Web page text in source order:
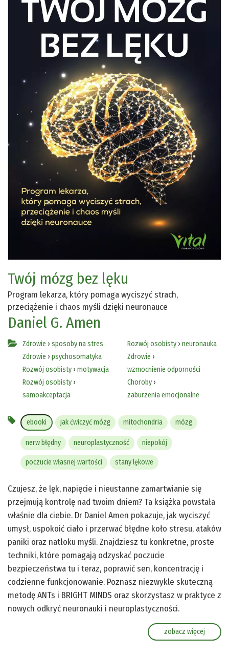
Twój mózg bez lęku
Program lekarza, który pomaga wyciszyć strach,
przeciążenie i chaos myśli dzięki neuronauce
Daniel G. Amen
Zdrowie › sposoby na stres
Zdrowie › psychosomatyka
Rozwój osobisty › motywacja
Rozwój osobisty ›
samoakceptacja
Rozwój osobisty› neuronauka
Zdrowie ›
wzmocnienie odporności
Choroby›
zaburzenia emocjonalne
ebooki jak ćwiczyć mózg mitochondria mózg
nerw błędny neuroplastyczność niepokój
poczucie własnej wartości stany lękowe
Czujesz, że lęk, napięcie i nieustanne zamartwianie się
przejmują kontrolę nad twoim dniem? Ta książka powstała
właśnie dla ciebie. Dr Daniel Amen pokazuje, jak wyciszyć
umysł, uspokoić ciało i przerwać błędne koło stresu, ataków
paniki oraz natłoku myśli. Znajdziesz tu konkretne, proste
techniki, które pomagają odzyskać poczucie
bezpieczeństwa tu i teraz, poprawić sen, koncentrację i
codzienne funkcjonowanie. Poznasz niezwykle skuteczną
metodę ANTs i BRIGHT MINDS oraz skorzystasz w praktyce z
nowych odkryć neuronauki i neuroplastyczności.
zobacz więcej